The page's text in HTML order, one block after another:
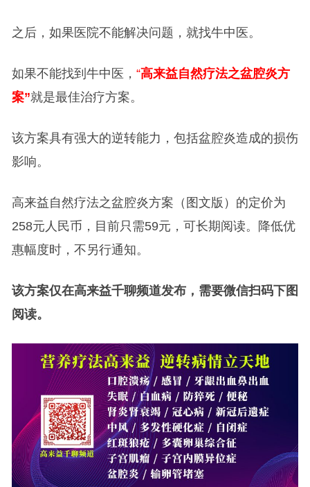
之后，如果医院不能解决问题，就找牛中医。
如果不能找到牛中医， “高来益自然疗法之盆腔炎方
案”就是最佳治疗方案。
该方案具有强大的逆转能力，包括盆腔炎造成的损伤
影响。
高来益自然疗法之盆腔炎方案（图文版）的定价为
258元人民币，目前只需59元，可长期阅读。降低优
惠幅度时，不另行通知。
该方案仅在高来益千聊频道发布，需要微信扫码下图
阅读。